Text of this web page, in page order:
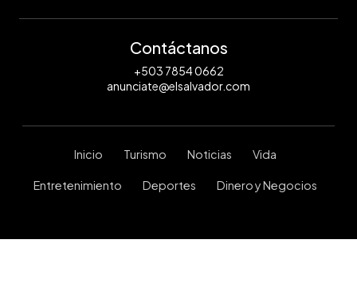
Contáctanos
+503 7854 0662
anunciate@elsalvador.com
Inicio Turismo Noticias Vida
Entretenimiento Deportes Dinero y Negocios